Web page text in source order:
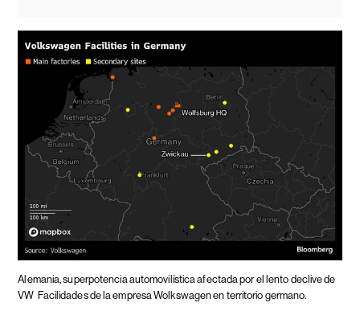
Alemania, superpotencia automovilística afectada por el lento declive de
VW Facilidades de la empresa Wolkswagen en territorio germano.